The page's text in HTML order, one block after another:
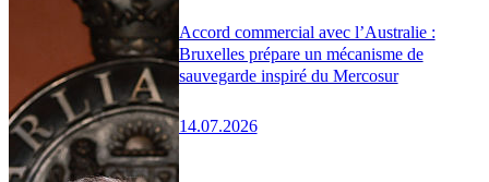
Accord commercial avec l’Australie :
Bruxelles prépare un mécanisme de
sauvegarde inspiré du Mercosur
14.07.2026